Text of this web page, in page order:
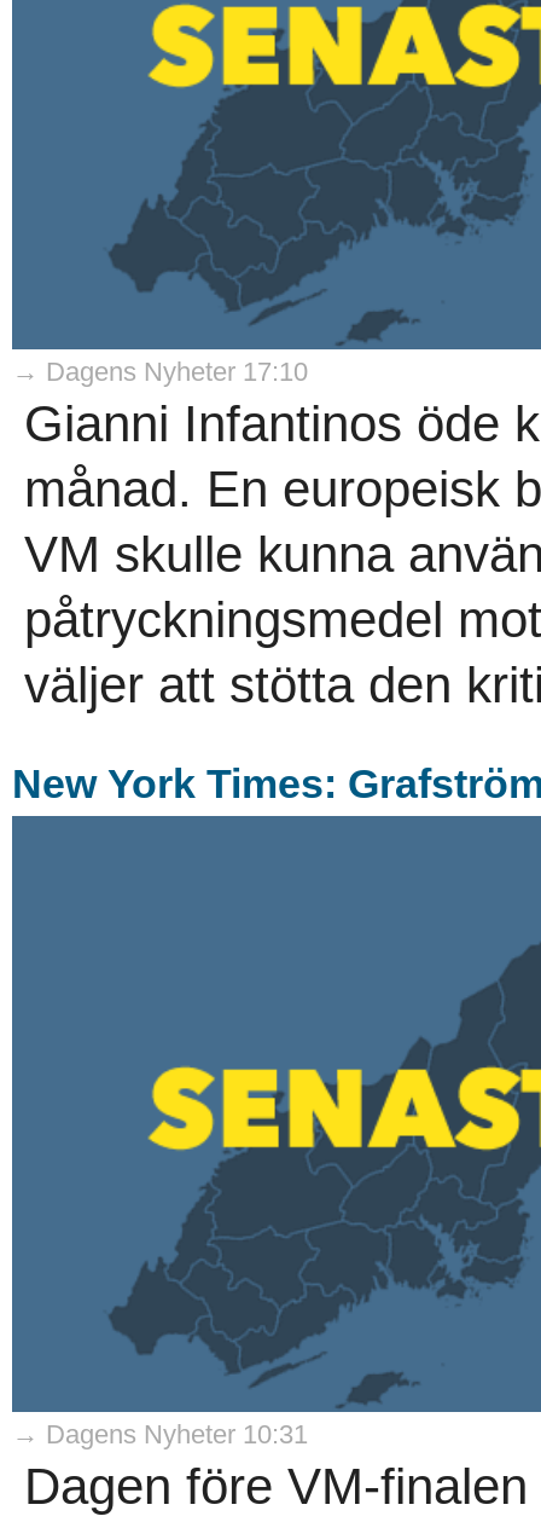
→ Dagens Nyheter 17:10
Gianni Infantinos öde
månad. En europeisk
VM skulle kunna
påtryckningsmedel
väljer att stötta den
New York Times:
→ Dagens Nyheter 10:31
Dagen före VM-